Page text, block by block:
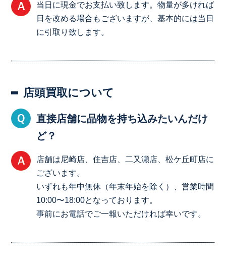
当日に現金でお支払い致します。物量が多ければ
日を改める場合もございますが、基本的には当日
に引取り致します。
店頭買取について
直接店舗に品物を持ち込みたいんだけ
ど？
店舗は尼崎店、住吉店、二又瀬店、松ケ丘町店に
ございます。
いずれも年中無休（年末年始を除く）、営業時間
10:00〜18:00となっております。
事前にお電話でご一報いただければ幸いです。